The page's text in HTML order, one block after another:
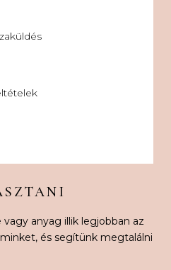
anyag illik legjobban az
és segítünk megtalálni